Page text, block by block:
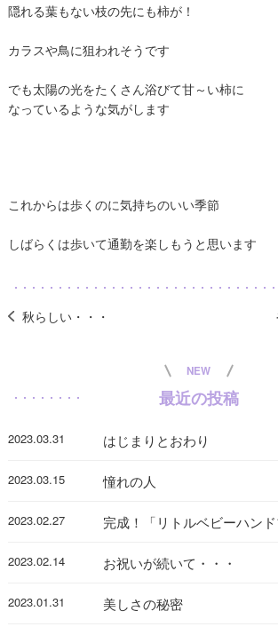
隠れる葉もない枝の先にも柿が！
カラスや鳥に狙われそうです
でも太陽の光をたくさん浴びて甘～い柿に
なっているような気がします
これからは歩くのに気持ちのいい季節
しばらくは歩いて通勤を楽しもうと思います
秋らしい・・・
NEW
最近の投稿
2023.03.31 はじまりとおわり
2023.03.15 憧れの人
2023.02.27 完成！「リトルベビーハンド
2023.02.14 お祝いが続いて・・・
2023.01.31 美しさの秘密